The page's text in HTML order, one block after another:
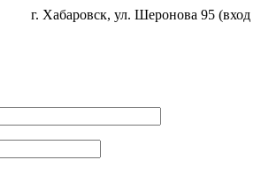
г. Хабаровск, ул. Шеронова 95 (вход